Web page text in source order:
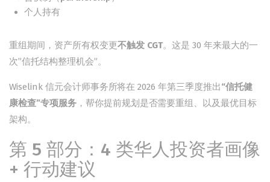
个人持有
重组期间，资产所有权变更不触发 CGT。这是 30 年来最大的一
次”信托结构整理机会”。
Wiselink 信元会计师事务所将在 2026 年第三季度推出“信托健
康检查”专项服务，帮你提前规划是否需要重组、以及最优目标
架构。
第 5 部分：4 类华人投资者画像
+ 行动建议